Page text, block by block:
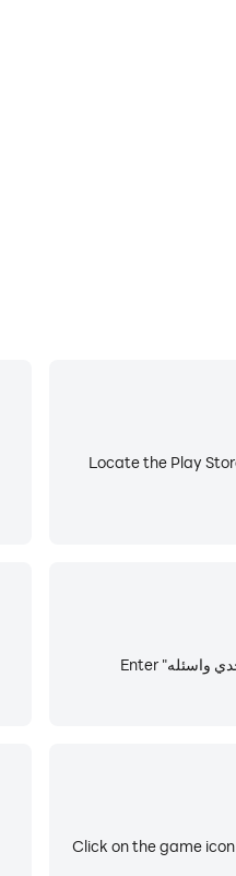
Locate the Play
Click on the game